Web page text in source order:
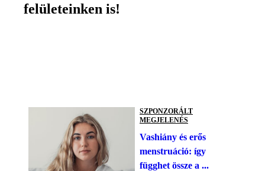
felületeinken is!
SZPONZORÁLT
MEGJELENÉS
Vashiány és erős
menstruáció: így
függhet össze a ...